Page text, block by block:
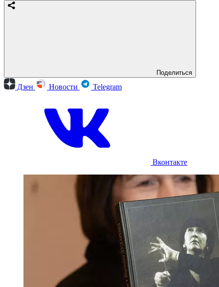
Поделиться
Дзен Новости Telegram
Вконтакте